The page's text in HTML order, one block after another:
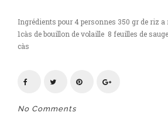
Ingrédients pour 4 personnes 350 gr de riz a
1càs de bouillon de volaille 8 feuilles de sauge
càs
No Comments